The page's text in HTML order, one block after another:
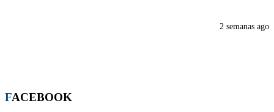
2 semanas ago
FACEBOOK